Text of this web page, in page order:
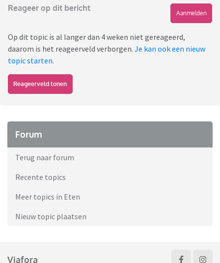
Reageer op dit bericht
Aanmelden
Op dit topic is al langer dan 4 weken niet gereageerd,
daarom is het reageerveld verborgen. Je kan ook een nieuw
topic starten.
Reageerveld tonen
Forum
Terug naar forum
Recente topics
Meer topics in Eten
Nieuw topic plaatsen
Viafora